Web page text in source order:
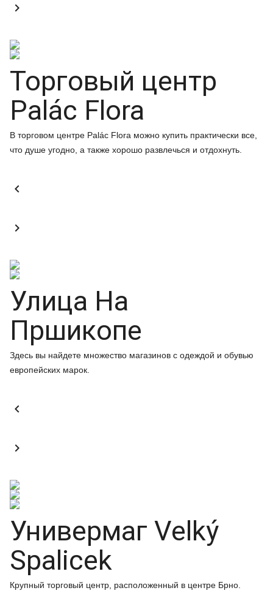

Торговый центр
Palác Flora
В торговом центре Palác Flora можно купить практически все,
что душе угодно, а также хорошо развлечься и отдохнуть.


Улица На
Пршикопе
Здесь вы найдете множество магазинов с одеждой и обувью
европейских марок.


Универмаг Velký
Spalicek
Крупный торговый центр, расположенный в центре Брно.